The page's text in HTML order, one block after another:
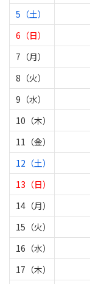
5（土）
6（日）
7（月）
8（火）
9（水）
10（木）
11（金）
12（土）
13（日）
14（月）
15（火）
16（水）
17（木）